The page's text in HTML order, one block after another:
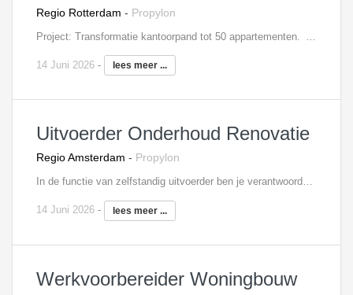
Regio Rotterdam - Propylon
14 Juni 2026 - lees meer ...
Uitvoerder Onderhoud Renovatie
Regio Amsterdam - Propylon
In de functie van zelfstandig uitvoerder ben je verantwoordelijk voor de technisch goede uitvoering van onderhoud- en renovatieprojecten conform bestek en tekeningen en de geldende voorschriften. Je bewaakt de voortgang, de kwaliteit, en de veiligheid van de onderhoud- en renovatieprojecten. Je stuurt uitvoerend personeel aan op de bouwplaats (zowel eigen personeel als personeel van onderaannemers). Naast de coördinerende en organisatorische taken, zoals onder andere het afroepen van materialen en materieel, heb je ook administratieve taken.
14 Juni 2026 - lees meer ...
Werkvoorbereider Woningbouw